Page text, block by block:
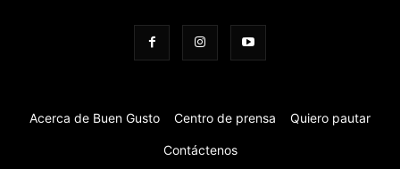
Acerca de Buen Gusto Centro de prensa Quiero pautar
Contáctenos